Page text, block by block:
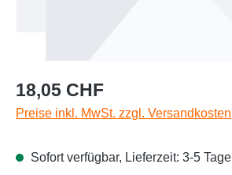
Regulärer Preis:
18,05 CHF
Preise inkl. MwSt. zzgl. Versandkosten
Sofort verfügbar, Lieferzeit: 3-5 Tage